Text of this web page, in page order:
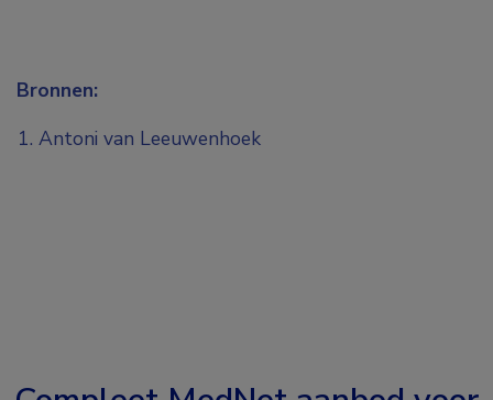
Bronnen:
Antoni van Leeuwenhoek